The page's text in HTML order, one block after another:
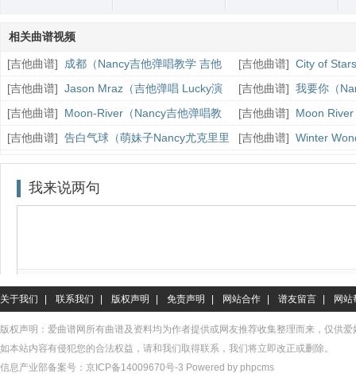
相关曲谱视频
[吉他曲谱]
成都（Nancy吉他弹唱教学 吉他
教程）
[吉他曲谱] City of
Nancy吉他弹唱）
[吉他曲谱] Jason Mraz（吉他弹唱 Lucky演
奏 Nancy cover）
[吉他曲谱] 我要你（
[吉他曲谱]
Moon-River（Nancy吉他弹唱教
学 吉他教程）
[吉他曲谱]
Moon
他弹唱）
[吉他曲谱] 告白气球（萌妹子Nancy尤克里里
吉他弹唱）
[吉他曲谱] Winter
Nancy尤克里里吉他演奏
关于我们 联系我们 版权声明 免责声明 网站合作 谱友留言 网站
版权声明：爱曲谱网所有曲谱及资料均为作者提供或网友推荐收集整理而来，仅供
如本站内容有侵犯您的合法权益，请和我们取得联系，我们将立即改正或删除。
信息产业部备案号： 京ICP备14009670号-3 Powered by phpcms